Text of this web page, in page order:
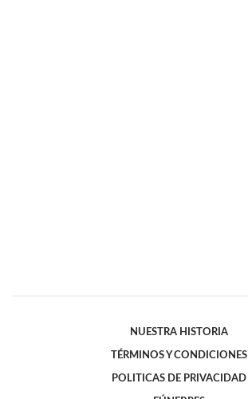
NUESTRA HISTORIA
TÉRMINOS Y CONDICIONES
POLITICAS DE PRIVACIDAD